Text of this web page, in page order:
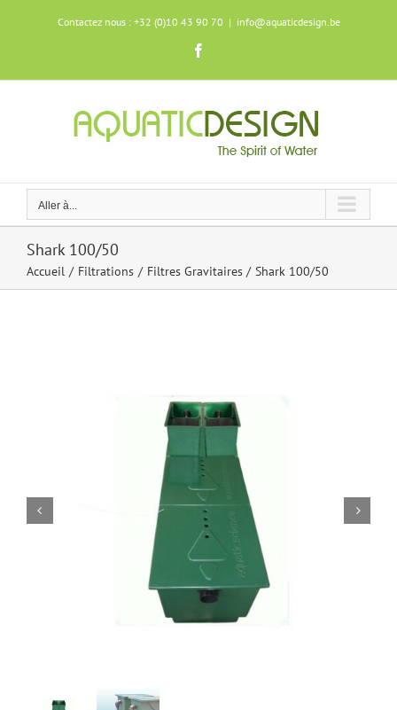
Contactez nous : +32 (0)10 43 90 70 | info@aquaticdesign.be
Aller à...
Shark 100/50
Accueil Filtrations Filtres Gravitaires Shark 100/50